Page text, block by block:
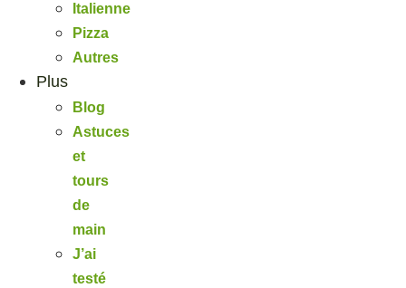
Italienne
Pizza
Autres
Plus
Blog
Astuces
et
tours
de
main
J’ai
testé